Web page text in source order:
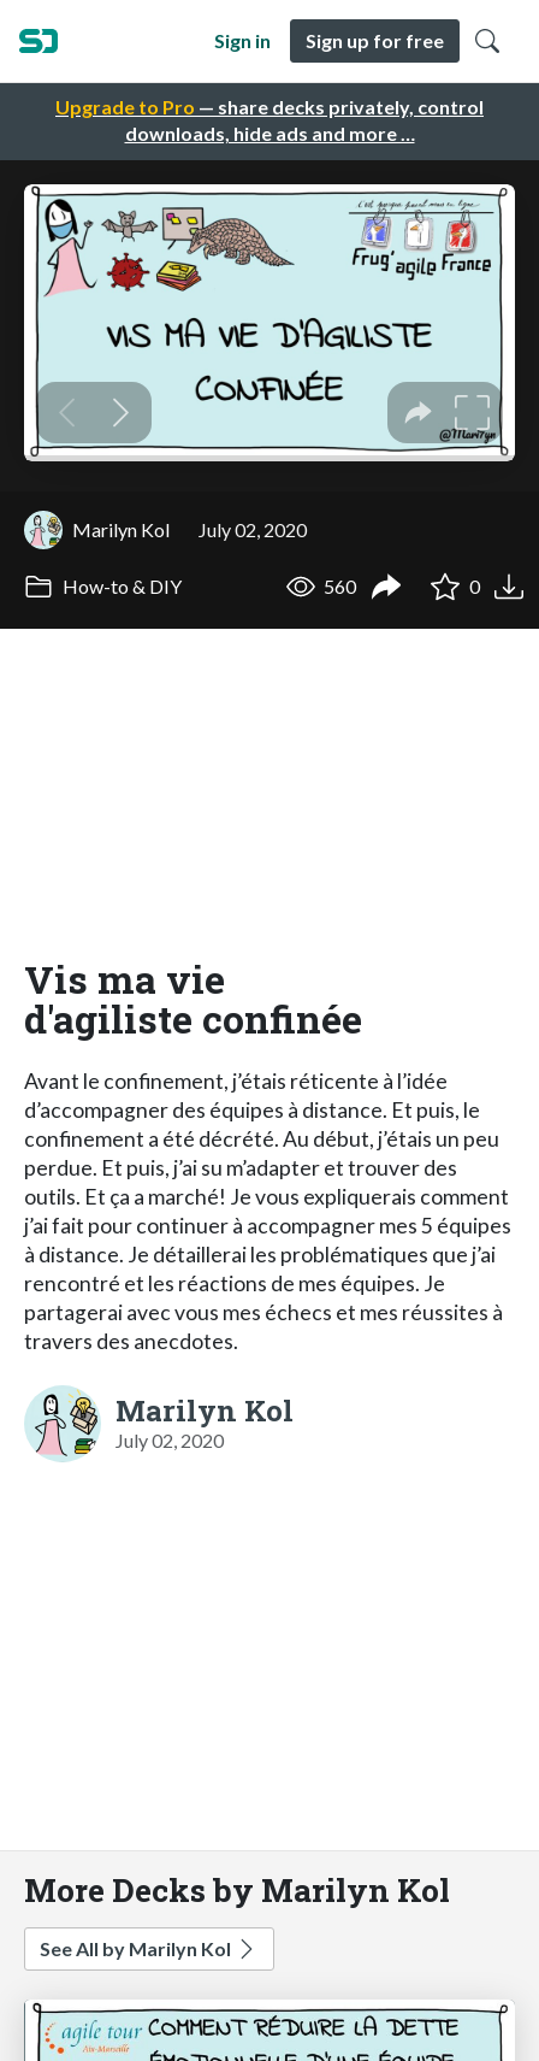
Upgrade to Pro — share decks privately, control
downloads, hide ads and more …
Sign in Sign up for free
Marilyn Kol July 02, 2020
How-to & DIY 560 0
Vis ma vie
d'agiliste confinée
Avant le confinement, j’étais réticente à l’idée
d’accompagner des équipes à distance. Et puis, le
confinement a été décrété. Au début, j’étais un peu
perdue. Et puis, j’ai su m’adapter et trouver des
outils. Et ça a marché! Je vous expliquerais comment
j’ai fait pour continuer à accompagner mes 5 équipes
à distance. Je détaillerai les problématiques que j’ai
rencontré et les réactions de mes équipes. Je
partagerai avec vous mes échecs et mes réussites à
travers des anecdotes.
Marilyn Kol
July 02, 2020
More Decks by Marilyn Kol
See All by Marilyn Kol